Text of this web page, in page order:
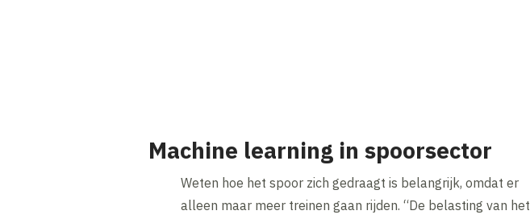
Machine learning in spoorsector
Weten hoe het spoor zich gedraagt is belangrijk, omdat er
alleen maar meer treinen gaan rijden. “De belasting van het